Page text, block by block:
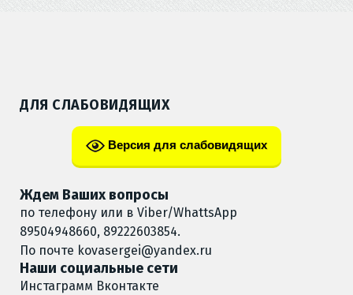
ДЛЯ СЛАБОВИДЯЩИХ
Версия для слабовидящих
Ждем Ваших вопросы
по телефону или в Viber/WhattsApp
89504948660, 89222603854.
По почте kovasergei@yandex.ru
Наши социальные сети
Инстаграмм Вконтакте